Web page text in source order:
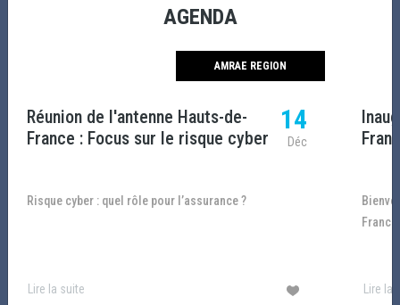
wild : VP Scientifique Amrae, directeur des risques Veoli...
Lire la suite
AGENDA
AMRAE REGION
Réunion de l'antenne Hauts-de-
France : Focus sur le risque cyber
14
Déc
Risque cyber : quel rôle pour l’assurance ?
Lire la suite
Bienvenue à l’inauguration de l’antenne Hauts-de-
Lire la